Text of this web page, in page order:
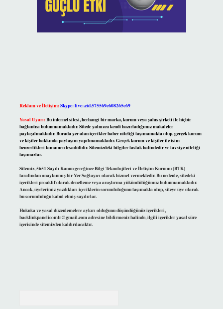
Reklam ve İletişim:Skype: live:.cid.575569c608265c69
Yasal Uyarı:Bu internet sitesi, herhangi bir marka, kurum veya şahıs şirketi ile hiçbir
bağlantısı bulunmamaktadır. Sitede yalnızca kendi hazırladığımız makaleler
paylaşılmaktadır. Burada yer alan içerikler haber niteliği taşımamakta olup, gerçek kurum
ve kişiler hakkında paylaşım yapılmamaktadır. Gerçek kurum ve kişiler ile isim
benzerlikleri tamamen tesadüfidir. Sitemizdeki bilgiler taslak halindedir ve tavsiye niteliği
taşımazlar.
Sitemiz, 5651 Sayılı Kanun gereğince Bilgi Teknolojileri ve İletişim Kurumu (BTK)
tarafından onaylanmış bir Yer Sağlayıcı olarak hizmet vermektedir. Bu nedenle, sitedeki
içerikleri proaktif olarak denetleme veya araştırma yükümlülüğümüz bulunmamaktadır.
Ancak, üyelerimiz yazdıkları içeriklerin sorumluluğunu taşımakta olup, siteye üye olarak
bu sorumluluğu kabul etmiş sayılırlar.
Hukuka ve yasal düzenlemelere aykırı olduğunu düşündüğünüz içerikleri,
backlinkpanelicomtr@gmail.comadresine bildirmeniz halinde, ilgili içerikler yasal süre
içerisinde sitemizden kaldırılacaktır.